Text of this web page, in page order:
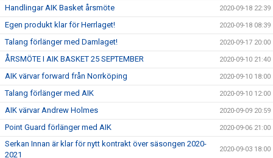
Handlingar AIK Basket årsmöte 2020-09-18 22:39
Egen produkt klar för Herrlaget! 2020-09-18 08:39
Talang förlänger med Damlaget! 2020-09-17 20:00
ÅRSMÖTE I AIK BASKET 25 SEPTEMBER 2020-09-10 21:40
AIK värvar forward från Norrköping 2020-09-10 18:00
Talang förlänger med AIK 2020-09-10 12:00
AIK värvar Andrew Holmes 2020-09-09 20:59
Point Guard förlänger med AIK 2020-09-06 21:00
Serkan Innan är klar för nytt kontrakt över säsongen 2020-
2021
2020-09-03 18:00